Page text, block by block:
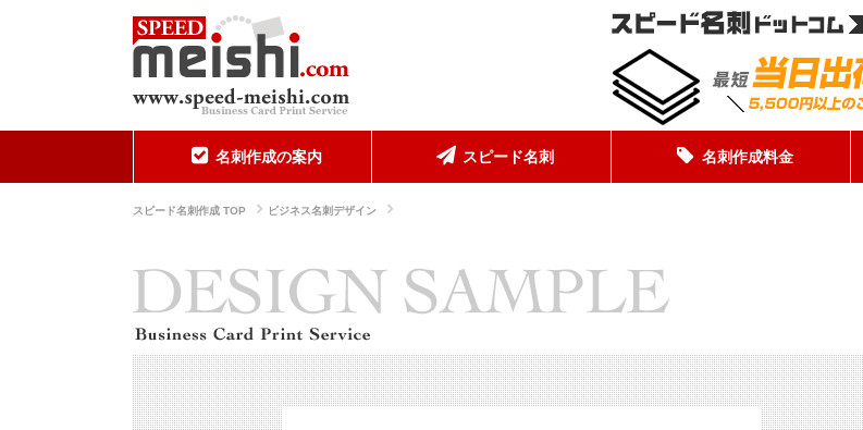
名刺作成の案内 スピード名刺 名刺作成料金
スピード名刺作成 TOP ビジネス名刺デザイン